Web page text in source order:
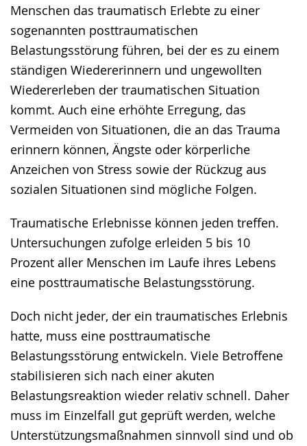
Menschen das traumatisch Erlebte zu einer
sogenannten posttraumatischen
Belastungsstörung führen, bei der es zu einem
ständigen Wiedererinnern und ungewollten
Wiedererleben der traumatischen Situation
kommt. Auch eine erhöhte Erregung, das
Vermeiden von Situationen, die an das Trauma
erinnern können, Ängste oder körperliche
Anzeichen von Stress sowie der Rückzug aus
sozialen Situationen sind mögliche Folgen.
Traumatische Erlebnisse können jeden treffen.
Untersuchungen zufolge erleiden 5 bis 10
Prozent aller Menschen im Laufe ihres Lebens
eine posttraumatische Belastungsstörung.
Doch nicht jeder, der ein traumatisches Erlebnis
hatte, muss eine posttraumatische
Belastungsstörung entwickeln. Viele Betroffene
stabilisieren sich nach einer akuten
Belastungsreaktion wieder relativ schnell. Daher
muss im Einzelfall gut geprüft werden, welche
Unterstützungsmaßnahmen sinnvoll sind und ob